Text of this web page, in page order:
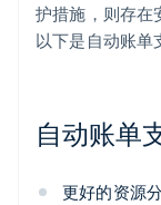
护措施，则存在
以下是自动账单
自动账单
更好的资源